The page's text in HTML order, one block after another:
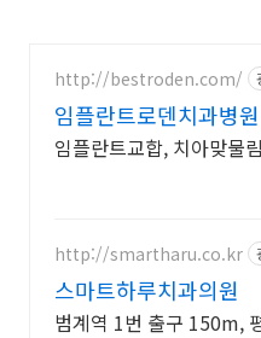
http://bestroden.com/
임플란트로덴치과병원
임플란트교합, 치아맞물
http://smartharu.co.kr
스마트하루치과의원
범계역 1번 출구 150m,